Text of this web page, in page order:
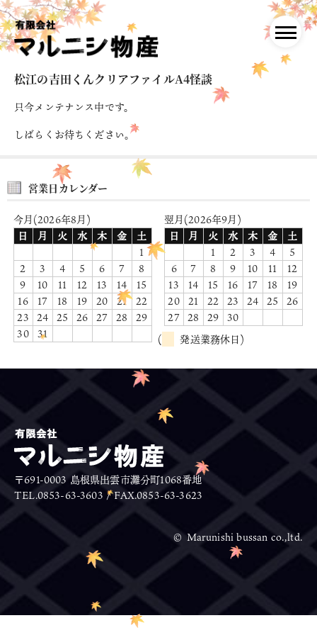
松江の吉田くんクリアファイルA4怪談
只今メンテナンス中です。
しばらくお待ちください。
営業日カレンダー
今月(2026年8月)
日
月 火 水 木 金
土
1
2
3 4 5 6 7
8
9
10 11 12 13 14
15
16
17 18 19 20 21
22
23 24 25 26 27 28
29
30 31
翌月(2026年9月)
日
月 火 水 木 金
土
1
2 3 4
5
6
7 8 9 10 11
12
13
14 15 16 17 18
19
20 21 22 23 24 25
26
27 28 29 30
(
発送業務休日)
〒691-0003 島根県出雲市灘分町1068番地
TEL.0853-63-3603 / FAX.0853-63-3623
© Marunishi bussan co.,ltd.